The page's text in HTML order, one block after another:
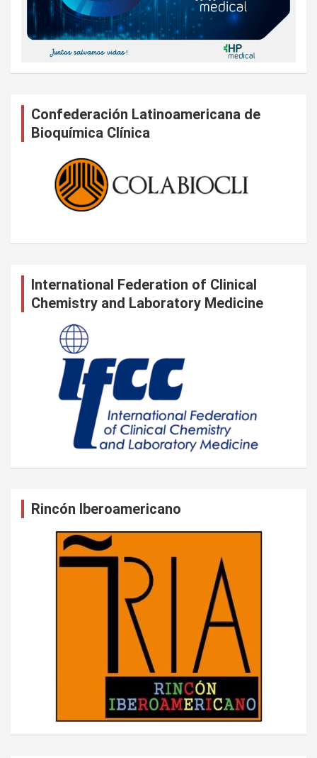
Confederación Latinoamericana de
Bioquímica Clínica
International Federation of Clinical
Chemistry and Laboratory Medicine
Rincón Iberoamericano